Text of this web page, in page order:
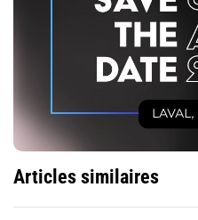
Articles similaires